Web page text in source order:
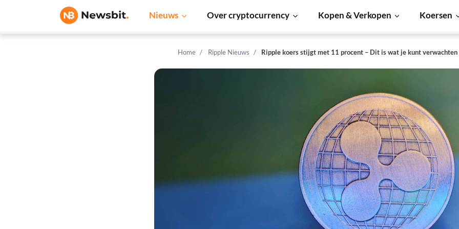
Nieuws Over cryptocurrency Kopen & Verkopen Koersen
Home Ripple Nieuws Ripple koers stijgt met 11 procent – Dit is wat je kunt verwachten